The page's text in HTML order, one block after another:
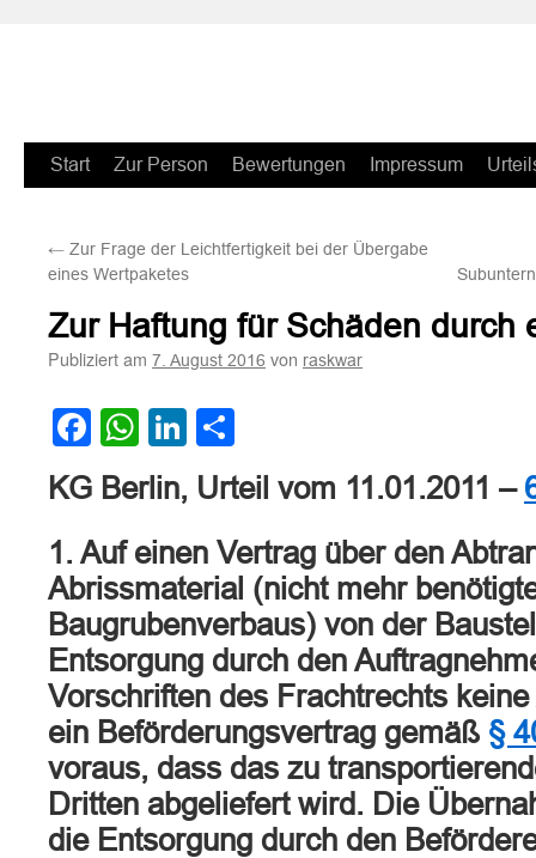
Zum
springen
Start Zur Person Bewertungen Impressum
← Zur Frage der Leichtfertigkeit bei der Übergabe
eines Wertpaketes
Zur Haftung für Schäden durch
Publiziert am 7. August 2016 von raskwar
Facebook
WhatsApp
LinkedIn
KG Berlin, Urteil vom 11.01.2011 –
1. Auf einen Vertrag über den
Abrissmaterial (nicht mehr
Baugrubenverbaus) von der
Entsorgung durch den
Vorschriften des Frachtrechts
ein Beförderungsvertrag gemäß §
voraus, dass das zu
Dritten abgeliefert wird. Die
die Entsorgung durch den